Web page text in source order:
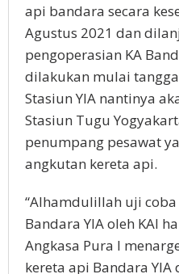
api bandara secara
Agustus 2021 dan
pengoperasian KA
dilakukan mulai
Stasiun YIA nantinya
Stasiun Tugu
penumpang pesawat
angkutan kereta api.
“Alhamdulillah uji
Bandara YIA oleh KAI
Angkasa Pura I
kereta api Bandara